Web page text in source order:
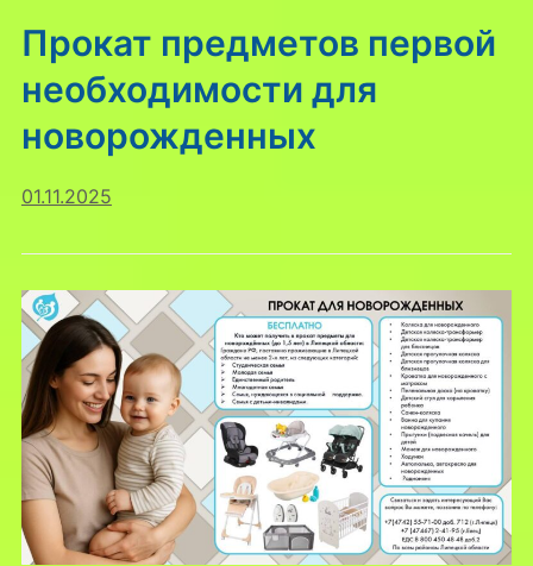
Прокат предметов первой
необходимости для
новорожденных
01.11.2025